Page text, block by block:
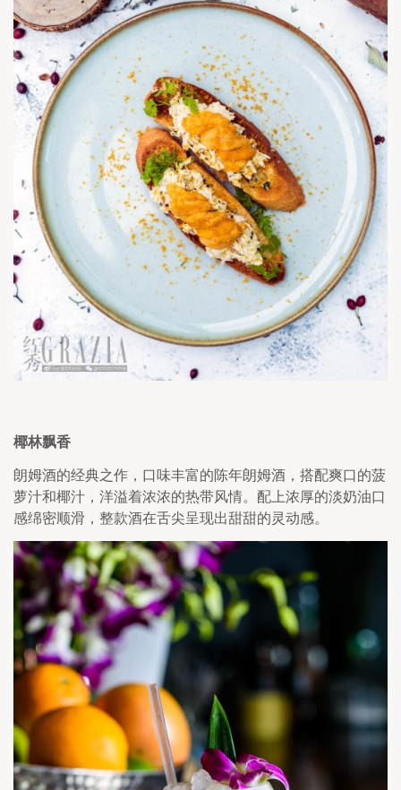
椰林飘香
朗姆酒的经典之作，口味丰富的陈年朗姆酒，搭配爽口的菠
萝汁和椰汁，洋溢着浓浓的热带风情。配上浓厚的淡奶油口
感绵密顺滑，整款酒在舌尖呈现出甜甜的灵动感。